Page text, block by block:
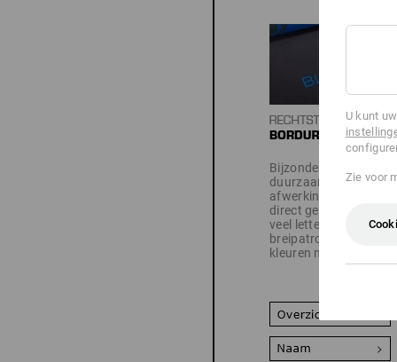
Bijzonder edel en
duurzaam: uw
afwerking wordt
direct geborduurd -
veel lettertypes,
breipatronen en
kleuren mogelijk.
U kunt
Zie voor